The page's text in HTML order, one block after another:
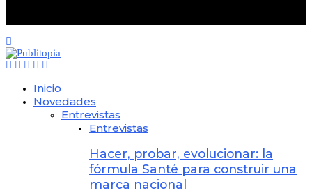
Inicio
Novedades
Entrevistas
Entrevistas
Hacer, probar, evolucionar: la
fórmula Santé para construir una
marca nacional